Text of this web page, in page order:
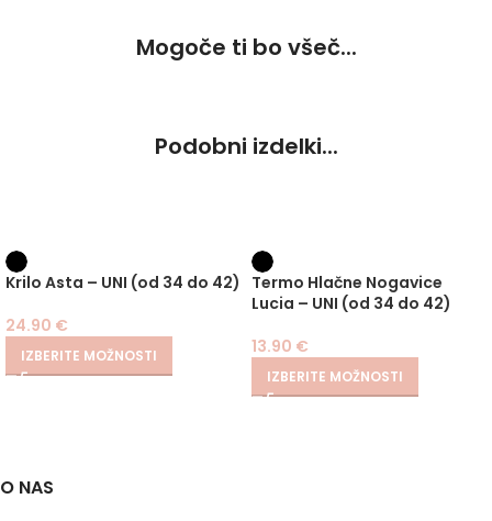
Mogoče ti bo všeč...
Podobni izdelki...
Krilo Asta – UNI (od 34 do 42)
24.90 €
IZBERITE MOŽNOSTI
Termo Hlačne Nogavice
Lucia – UNI (od 34 do 42)
13.90 €
IZBERITE MOŽNOSTI
O NAS